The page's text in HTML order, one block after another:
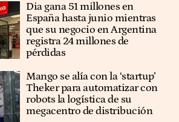
Dia gana 51 millones en
España hasta junio mientras
que su negocio en Argentina
registra 24 millones de
pérdidas
Mango se alía con la ‘startup’
Theker para automatizar con
robots la logística de su
megacentro de distribución